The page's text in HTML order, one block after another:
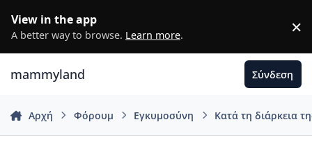
View in the app
A better way to browse. Learn more. ×
mammyland Σύνδεση
Αρχή Φόρουμ Εγκυμοσύνη Κατά τη διάρκεια